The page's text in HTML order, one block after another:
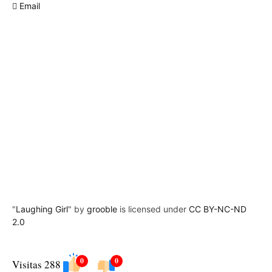
Email
"Laughing Girl" by grooble is licensed under CC BY-NC-ND
2.0
Visitas 288 0 0